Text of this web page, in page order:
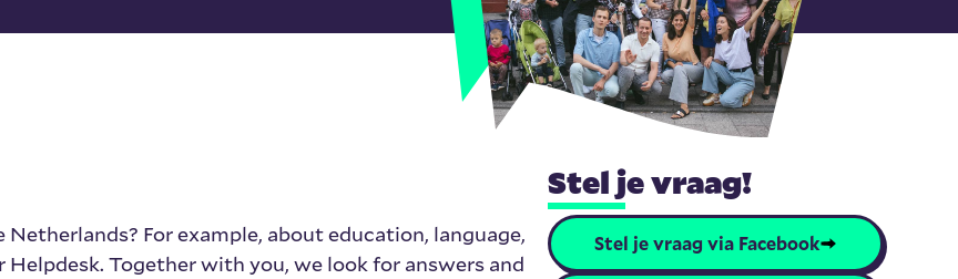
For example, about education, language,
Together with you, we look for answers and
Stel je vraag!
Stel je vraag via Facebook